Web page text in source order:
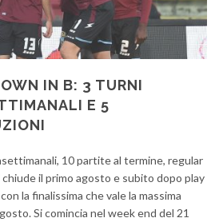
IN B: 3 TURNI
E 5
10 partite al termine, regular
chiude il primo agosto e subito dopo play
la finalissima che vale la massima
Si comincia nel week end del 21